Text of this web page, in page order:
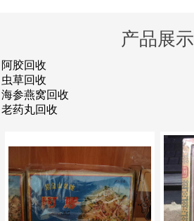
产品展示
阿胶回收
虫草回收
海参燕窝回收
老药丸回收